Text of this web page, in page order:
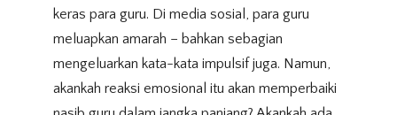
keras para guru. Di media sosial, para guru
meluapkan amarah – bahkan sebagian
mengeluarkan kata-kata impulsif juga. Namun,
akankah reaksi emosional itu akan memperbaiki